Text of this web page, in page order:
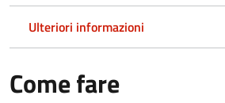
Ulteriori informazioni
Come fare